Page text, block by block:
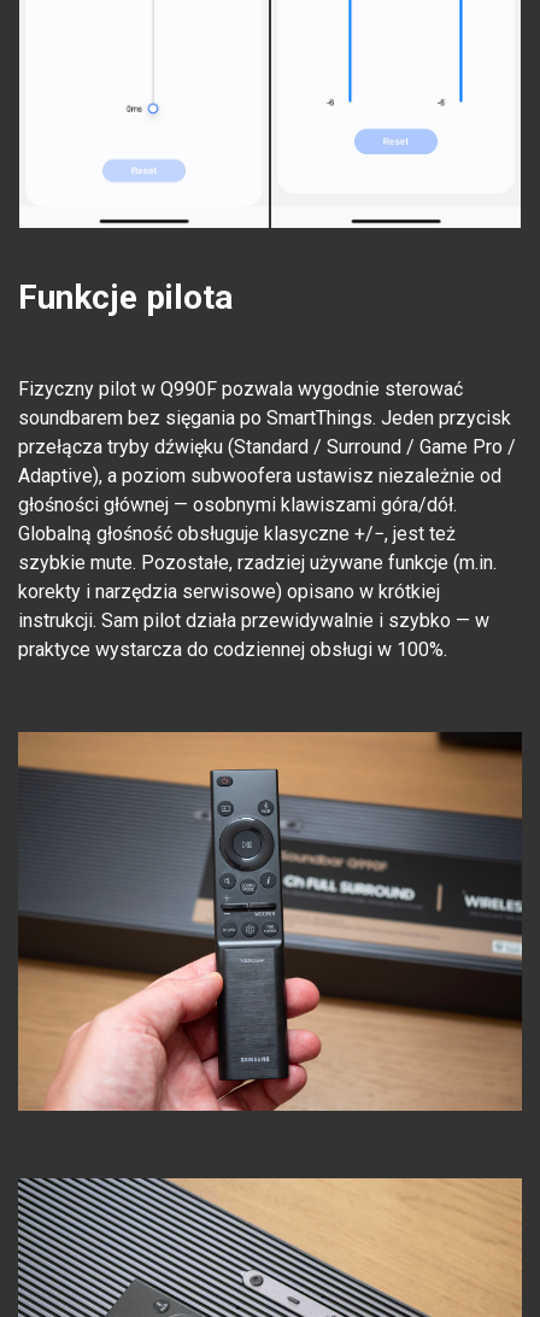
Funkcje pilota
Fizyczny pilot w Q990F pozwala wygodnie sterować
soundbarem bez sięgania po SmartThings. Jeden przycisk
przełącza tryby dźwięku (Standard / Surround / Game Pro /
Adaptive), a poziom subwoofera ustawisz niezależnie od
głośności głównej — osobnymi klawiszami góra/dół.
Globalną głośność obsługuje klasyczne +/−, jest też
szybkie mute. Pozostałe, rzadziej używane funkcje (m.in.
korekty i narzędzia serwisowe) opisano w krótkiej
instrukcji. Sam pilot działa przewidywalnie i szybko — w
praktyce wystarcza do codziennej obsługi w 100%.